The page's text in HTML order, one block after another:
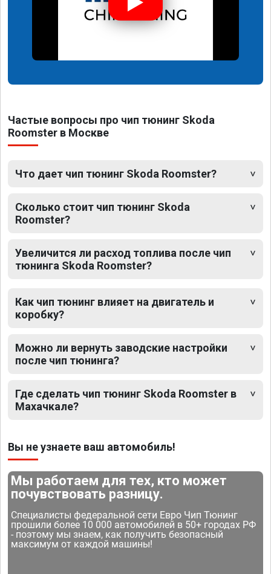
Частые вопросы про чип тюнинг Skoda
Roomster в Москве
Что дает чип тюнинг Skoda Roomster?
Сколько стоит чип тюнинг Skoda
Roomster?
Увеличится ли расход топлива после чип
тюнинга Skoda Roomster?
Как чип тюнинг влияет на двигатель и
коробку?
Можно ли вернуть заводские настройки
после чип тюнинга?
Где сделать чип тюнинг Skoda Roomster в
Махачкале?
Вы не узнаете ваш автомобиль!
Мы работаем для тех, кто может
почувствовать разницу.
Специалисты федеральной сети Евро Чип Тюнинг
прошили более 10 000 автомобилей в 50+ городах РФ
- поэтому мы знаем, как получить безопасный
максимум от каждой машины!